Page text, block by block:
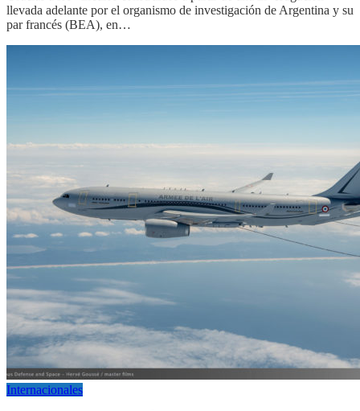
llevada adelante por el organismo de investigación de Argentina y su
par francés (BEA), en…
Internacionales